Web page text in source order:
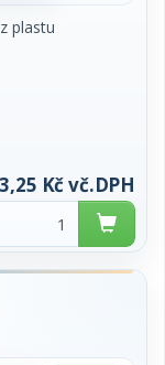
plastu
Kč vč.DPH